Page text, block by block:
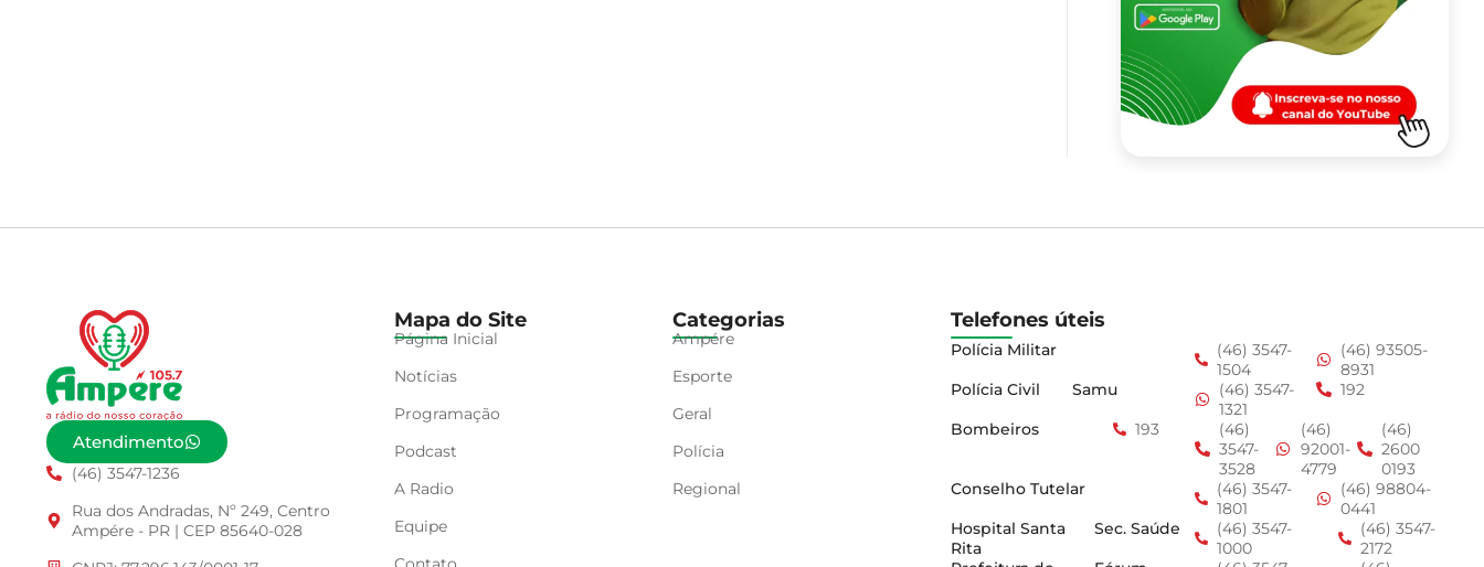
Atendimento
(46) 3547-1236
Rua dos Andradas, Nº 249, Centro
Ampére - PR | CEP 85640-028
Mapa do Site
Página Inicial
Notícias
Programação
Podcast
A Radio
Equipe
Categorias
Ampére
Esporte
Geral
Polícia
Regional
Telefones úteis
Polícia Militar
(46) 3547-
1504
(46) 93505-
8931
Polícia Civil
Samu
(46) 3547-
1321
192
Bombeiros
193
(46)
3547-
3528
(46)
92001-
4779
(46)
2600
0193
Conselho Tutelar
(46) 3547-
1801
(46) 98804-
0441
Hospital Santa
Rita
Sec. Saúde
(46) 3547-
1000
(46) 3547-
2172